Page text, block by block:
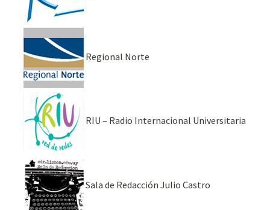
Regional Norte
RIU – Radio Internacional Universitaria
Sala de Redacción Julio Castro